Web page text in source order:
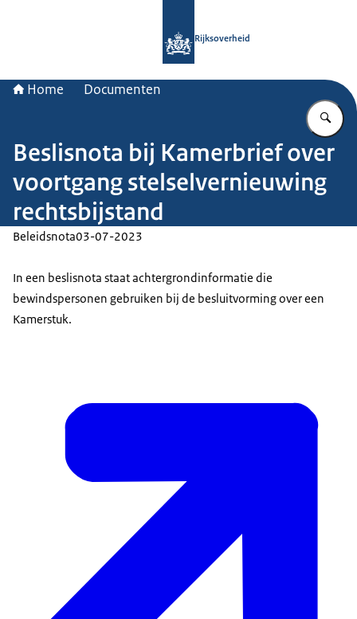
Rijksoverheid
Home Documenten
Beslisnota bij Kamerbrief over
voortgang stelselvernieuwing
rechtsbijstand
Beleidsnota03-07-2023
In een beslisnota staat achtergrondinformatie die
bewindspersonen gebruiken bij de besluitvorming over een
Kamerstuk.